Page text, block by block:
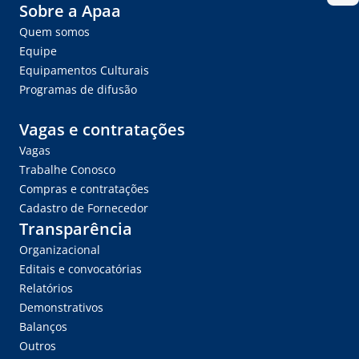
Sobre a Apaa
Quem somos
Equipe
Equipamentos Culturais
Programas de difusão
Vagas e contratações
Vagas
Trabalhe Conosco
Compras e contratações
Cadastro de Fornecedor
Transparência
Organizacional
Editais e convocatórias
Relatórios
Demonstrativos
Balanços
Outros